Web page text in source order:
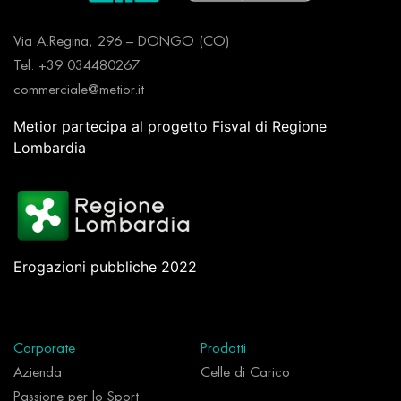
Via A.Regina, 296 – DONGO (CO)
Tel. +39 034480267
commerciale@metior.it
Metior partecipa al progetto Fisval di Regione
Lombardia
Erogazioni pubbliche 2022
Corporate
Azienda
Passione per lo Sport
Prodotti
Celle di Carico